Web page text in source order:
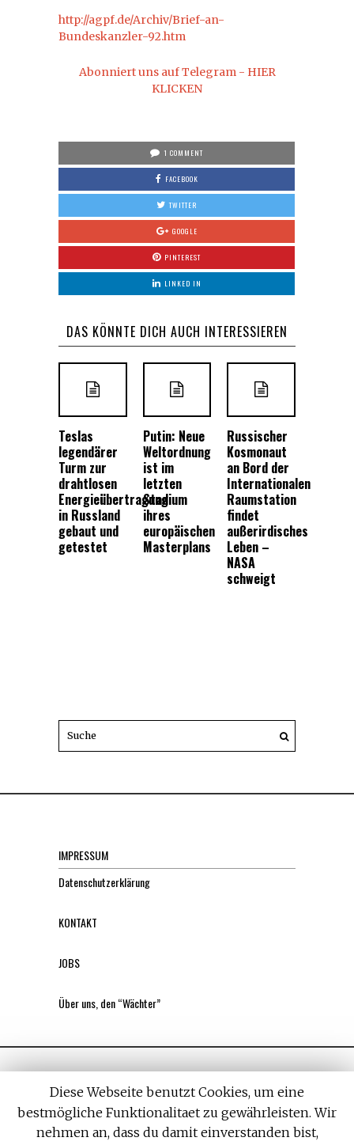
http://agpf.de/Archiv/Brief-an-
Bundeskanzler-92.htm
Abonniert uns auf Telegram - HIER
KLICKEN
1 COMMENT
FACEBOOK
TWITTER
GOOGLE
PINTEREST
LINKED IN
DAS KÖNNTE DICH AUCH INTERESSIEREN
Teslas
legendärer
Turm zur
drahtlosen
Energieübertragung
in Russland
gebaut und
getestet
Putin: Neue
Weltordnung
ist im
letzten
Stadium
ihres
europäischen
Masterplans
Russischer
Kosmonaut
an Bord der
Internationalen
Raumstation
findet
außerirdisches
Leben –
NASA
schweigt
IMPRESSUM
Datenschutzerklärung
KONTAKT
JOBS
Über uns, den “Wächter”
Diese Webseite benutzt Cookies, um eine
bestmögliche Funktionalitaet zu gewährleisten. Wir
nehmen an, dass du damit einverstanden bist,